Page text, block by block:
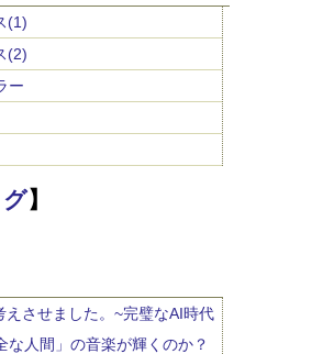
(1)
(2)
ー
】
えさせました。~完璧なAI時代
な人間」の音楽が輝くのか？